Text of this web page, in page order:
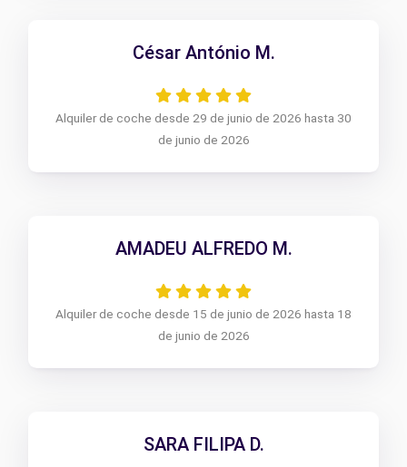
César António M.
Alquiler de coche desde 29 de junio de 2026 hasta 30
de junio de 2026
AMADEU ALFREDO M.
Alquiler de coche desde 15 de junio de 2026 hasta 18
de junio de 2026
SARA FILIPA D.